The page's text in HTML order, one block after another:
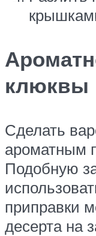
клюквы
Сделать
ароматным
Подобную
приправки
десерта на